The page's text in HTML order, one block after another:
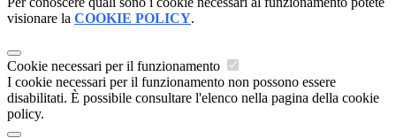
visionare la COOKIE POLICY.
Cookie necessari per il funzionamento
I cookie necessari per il funzionamento non possono essere
disabilitati. È possibile consultare l'elenco nella pagina della cookie
policy.